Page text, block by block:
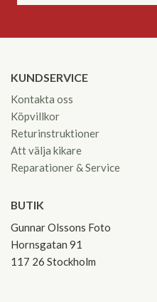
KUNDSERVICE
Kontakta oss
Köpvillkor
Returinstruktioner
Att välja kikare
Reparationer & Service
BUTIK
Gunnar Olssons Foto
Hornsgatan 91
117 26 Stockholm